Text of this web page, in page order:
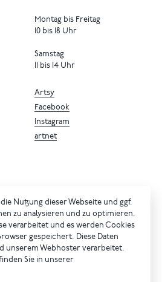
Montag bis Freitag
10 bis 18 Uhr
Samstag
11 bis 14 Uhr
Artsy
Facebook
Instagram
artnet
Nutzung dieser Webseite und ggf.
zu analysieren und zu optimieren.
verarbeitet und es werden Cookies
gespeichert. Diese Daten
unserem Webhoster verarbeitet.
Sie in unserer